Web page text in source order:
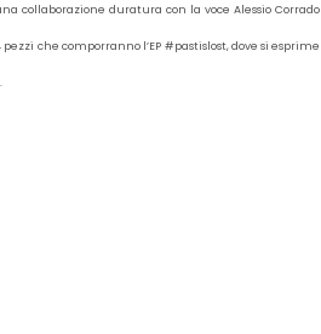
collaborazione duratura con la voce Alessio Corrado
che comporranno l’EP #pastislost, dove si esprime